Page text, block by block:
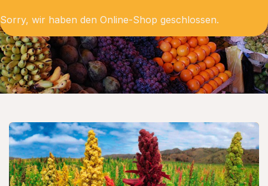
Sorry, wir haben den Online-Shop geschlossen.